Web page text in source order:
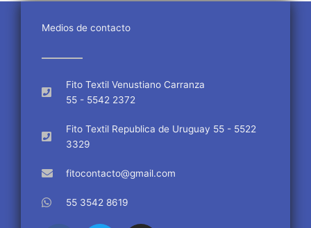
Medios de contacto
Fito Textil Venustiano Carranza
55 - 5542 2372
Fito Textil Republica de Uruguay 55 - 5522
3329
fitocontacto@gmail.com
55 3542 8619